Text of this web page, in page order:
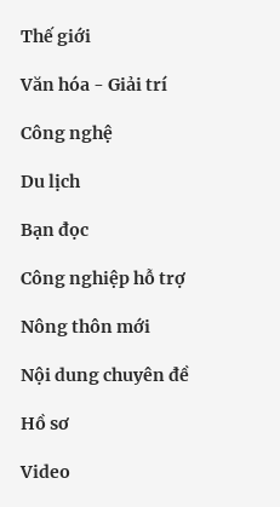
Thế giới
Văn hóa - Giải trí
Công nghệ
Du lịch
Bạn đọc
Công nghiệp hỗ trợ
Nông thôn mới
Nội dung chuyên đề
Hồ sơ
Video